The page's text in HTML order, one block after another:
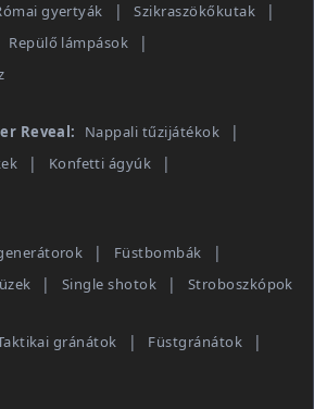
gyertyák
Szikraszökőkutak
Repülő lámpások
Reveal:
Nappali tűzijátékok
Konfetti ágyúk
Füstbombák
Single shotok Stroboszkópok
gránátok
Füstgránátok